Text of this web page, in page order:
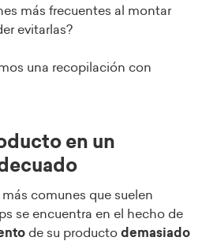
más frecuentes al montar
evitarlas?
una recopilación con
en un
comunes que suelen
se encuentra en el hecho de
de su producto demasiado